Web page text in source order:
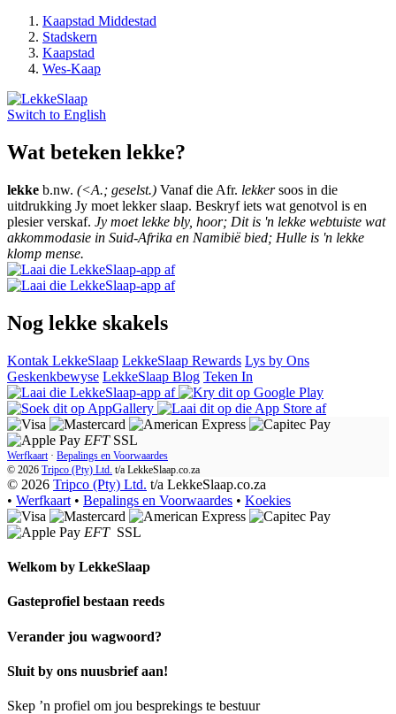
Kaapstad Middestad
Stadskern
Kaapstad
Wes-Kaap
Switch to English
Wat beteken lekke?
lekke b.nw. (<A.; geselst.) Vanaf die Afr. lekkersoos in die
uitdrukking Jy moet lekker slaap. Beskryf iets wat genotvol is en
plesier verskaf. Jy moet lekke bly, hoor; Dit is 'n lekke webtuiste wat
akkommodasie in Suid-Afrika en Namibië bied; Hulle is 'n lekke
klomp mense.
Nog lekke skakels
Kontak LekkeSlaap LekkeSlaap Rewards Lys by Ons
Geskenkbewyse LekkeSlaap Blog Teken In
EFT SSL
Werfkaart · Bepalings en Voorwaardes
© 2026 Tripco (Pty) Ltd. t/a LekkeSlaap.co.za
© 2026 Tripco (Pty) Ltd. t/a LekkeSlaap.co.za
• Werfkaart • Bepalings en Voorwaardes • Koekies
EFT SSL
Welkom by LekkeSlaap
Gasteprofiel bestaan ​​reeds
Verander jou wagwoord?
Sluit by ons nuusbrief aan!
Skep ’n profiel om jou besprekings te bestuur